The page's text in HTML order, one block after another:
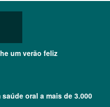
um verão feliz
oral a mais de 3.000